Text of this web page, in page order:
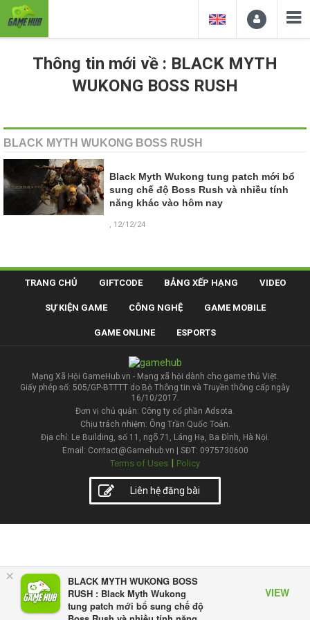
×
BLACK MYTH WUKONG BOSS
RUSH : Black Myth Wukong
tung patch mới bổ sung chế độ
VIEW
Thông tin mới về : BLACK MYTH
WUKONG BOSS RUSH
BLACK MYTH WUKONG BOSS RUSH
Black Myth Wukong tung patch mới bổ
sung chế độ Boss Rush và nhiều tính
năng khác vào hôm nay
, 12/12/24
TRANG CHỦ GIFTCODE BẢNG XẾP HẠNG VIDEO
SỰ KIỆN GAME CÔNG NGHỆ GAME MOBILE
GAME ONLINE ESPORTS
Mạng Xã Hội GameHub.vn - Mạng xã hội dành cho game thủ Việt.
Giấy phép số: 505/GP-BTTTT do Bộ Thông tin và Truyền thông cấp ngày
16/10/2017.
Đơn vị chủ quản: Công ty cổ phần Adsota.
Chịu trách nhiệm: Ông Trần Quốc Toản.
Địa chỉ: Le Building, số 11, ngõ 71, Láng Hạ, Ba Đình, Hà Nội.
Email: Contact@Gamehub.vn | SĐT: 0975730600
Terms of Uses | Policy
Liên hệ đăng bài